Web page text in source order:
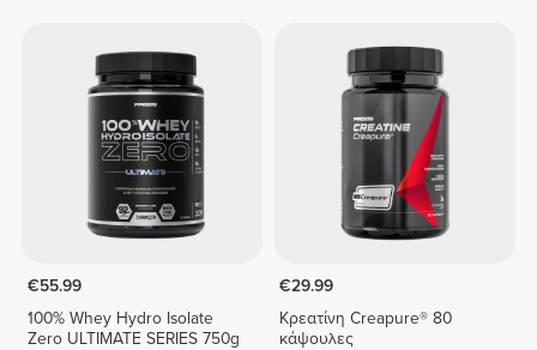
€55.99
100% Whey Hydro Isolate
Zero ULTIMATE SERIES 750g
€29.99
Κρεατίνη Creapure® 80
κάψουλες